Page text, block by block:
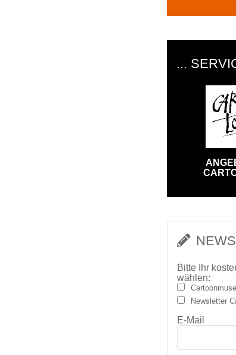
...
Bitte Ihr
wählen:
Newsletter
E-Mail